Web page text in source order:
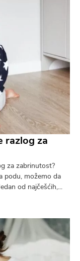
razlog za
za zabrinutost?
podu, možemo da
od najčešćih,...